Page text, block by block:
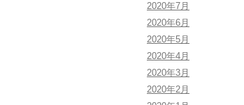
2020年7月
2020年6月
2020年5月
2020年4月
2020年3月
2020年2月